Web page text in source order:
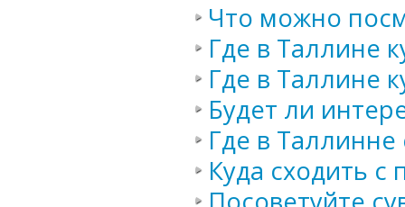
Что можно
Где в Таллине
Где в Таллине
Будет ли
Где в
Куда сходить